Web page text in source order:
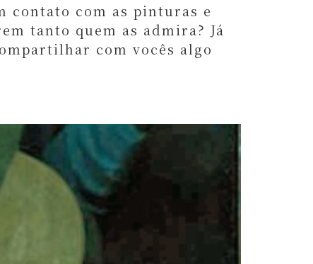
contato com as pinturas e
tanto quem as admira? Já
com vocês algo